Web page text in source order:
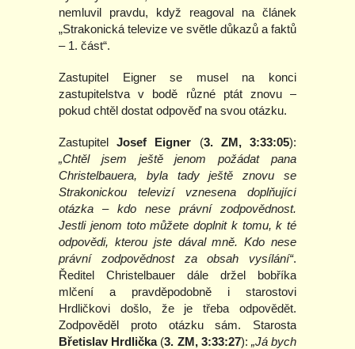
nemluvil pravdu, když reagoval na článek
„Strakonická televize ve světle důkazů a faktů
– 1. část“.
Zastupitel Eigner se musel na konci
zastupitelstva v bodě různé ptát znovu –
pokud chtěl dostat odpověď na svou otázku.
ZastupitelJosef Eigner (3. ZM, 3:33:05):
„Chtěl jsem ještě jenom požádat pana
Christelbauera, byla tady ještě znovu se
Strakonickou televizí vznesena doplňující
otázka – kdo nese právní zodpovědnost.
Jestli jenom toto můžete doplnit k tomu, k té
odpovědi, kterou jste dával mně. Kdo nese
právní zodpovědnost za obsah vysílání“.
Ředitel Christelbauer dále držel bobříka
mlčení a pravděpodobně i starostovi
Hrdličkovi došlo, že je třeba odpovědět.
Zodpověděl proto otázku sám. Starosta
Břetislav Hrdlička(3. ZM, 3:33:27): „Já bych